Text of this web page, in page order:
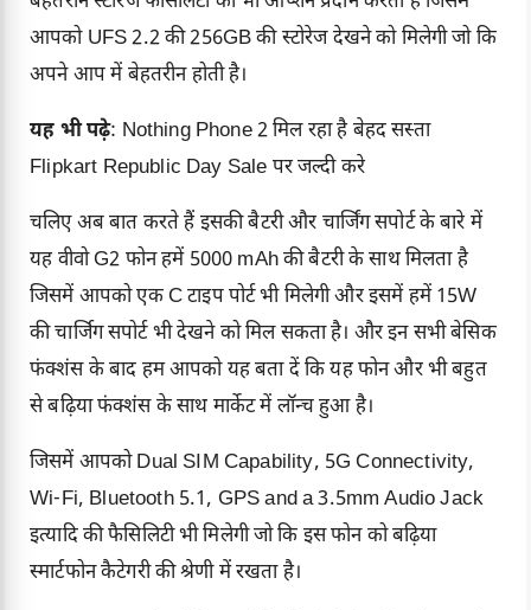
आपको UFS 2.2 की 256GB की स्टोरेज देखने को मिलेगी जो कि
अपने आप में बेहतरीन होती है।
यह भी पढ़े: Nothing Phone 2 मिल रहा है बेहद सस्ता
Flipkart Republic Day Sale पर जल्दी करे
चलिए अब बात करते हैं इसकी बैटरी और चार्जिंग सपोर्ट के बारे में
यह वीवो G2 फोन हमें 5000 mAh की बैटरी के साथ मिलता है
जिसमें आपको एक C टाइप पोर्ट भी मिलेगी और इसमें हमें 15W
की चार्जिग सपोर्ट भी देखने को मिल सकता है। और इन सभी बेसिक
फंक्शंस के बाद हम आपको यह बता दें कि यह फोन और भी बहुत
से बढ़िया फंक्शंस के साथ मार्केट में लॉन्च हुआ है।
जिसमें आपको Dual SIM Capability, 5G Connectivity,
Wi-Fi, Bluetooth 5.1, GPS and a 3.5mm Audio Jack
इत्यादि की फैसिलिटी भी मिलेगी जो कि इस फोन को बढ़िया
स्मार्टफोन कैटेगरी की श्रेणी में रखता है।